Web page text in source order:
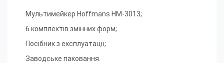
Мультимейкер Hoffmans HM-3013;
6 комплектів змінних форм;
Посібник з експлуатації;
Заводське паковання.